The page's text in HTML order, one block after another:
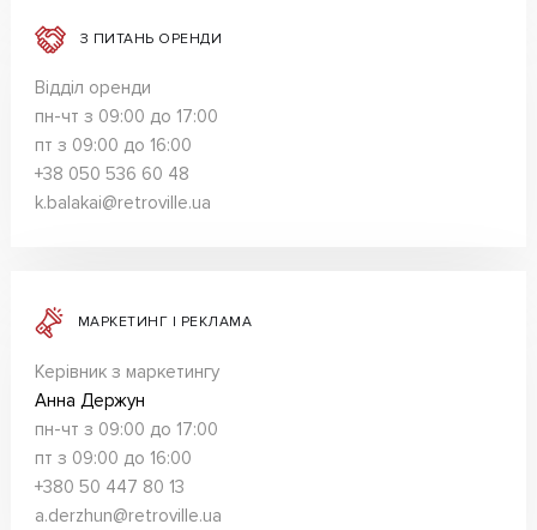
З ПИТАНЬ ОРЕНДИ
Відділ оренди
пн-чт з 09:00 до 17:00
пт з 09:00 до 16:00
+38 050 536 60 48
k.balakai@retroville.ua
МАРКЕТИНГ І РЕКЛАМА
Керівник з маркетингу
Анна Держун
пн-чт з 09:00 до 17:00
пт з 09:00 до 16:00
+380 50 447 80 13
a.derzhun@retroville.ua